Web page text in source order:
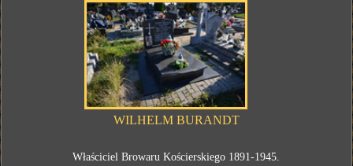
WILHELM BURANDT
Właściciel Browaru Kościerskiego 1891-1945.